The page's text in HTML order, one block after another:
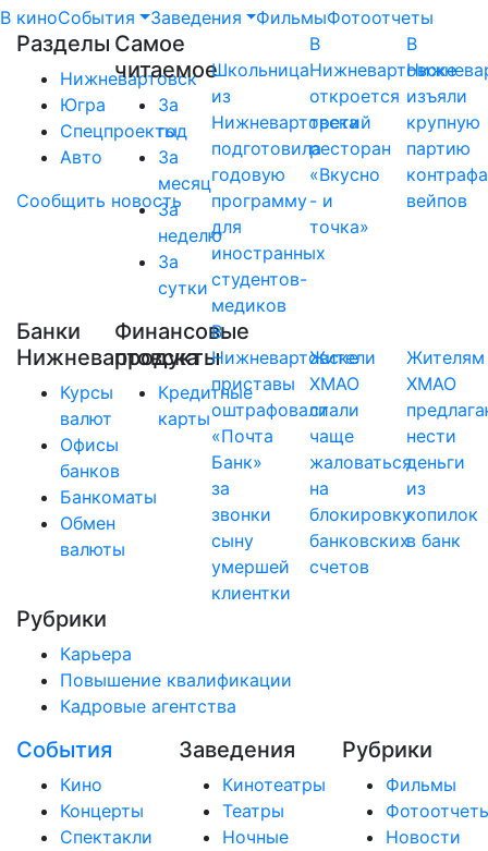
В киноСобытия Заведения ФильмыФотоотчеты
Разделы
Нижневартовск
Югра
Спецпроекты
Авто
Сообщить новость
Самое
читаемое
За
год
За
месяц
За
неделю
За
сутки
Школьница
из
Нижневартовска
подготовила
годовую
программу
для
иностранных
студентов-
медиков
В
Нижневартовске
откроется
третий
ресторан
«Вкусно
- и
точка»
В
изъяли
крупную
партию
вейпов
Банки
Нижневартовска
Курсы
валют
Офисы
банков
Банкоматы
Обмен
валюты
Финансовые
продукты
Кредитные
карты
В
Нижневартовске
приставы
оштрафовали
«Почта
Банк»
за
звонки
сыну
умершей
клиентки
Жители
ХМАО
стали
чаще
жаловаться
на
блокировку
банковских
счетов
Жителям
ХМАО
нести
деньги
из
копилок
в банк
Рубрики
Карьера
Повышение квалификации
Кадровые агентства
События
Кино
Концерты
Спектакли
Заведения
Кинотеатры
Театры
Ночные
Рубрики
Фильмы
Новости